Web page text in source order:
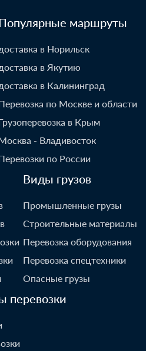
маршруты
в Норильск
в Якутию
в Калининград
по Москве и области
в Крым
- Владивосток
по России
Виды грузов
Промышленные грузы
Строительные материалы
Перевозка оборудования
Перевозка спецтехники
Опасные грузы
перевозки